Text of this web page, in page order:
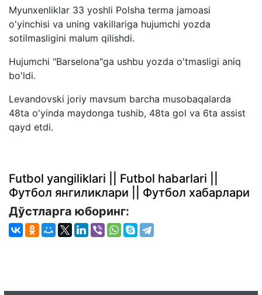
Myunxenliklar 33 yoshli Polsha terma jamoasi
o'yinchisi va uning vakillariga hujumchi yozda
sotilmasligini malum qilishdi.
Hujumchi "Barselona"ga ushbu yozda o'tmasligi aniq
bo'ldi.
Levandovski joriy mavsum barcha musobaqalarda
48ta o'yinda maydonga tushib, 48ta gol va 6ta assist
qayd etdi.
Futbol yangiliklari || Futbol habarlari ||
Футбол янгиликлари || Футбол хабарлари
Дўстларга юборинг: